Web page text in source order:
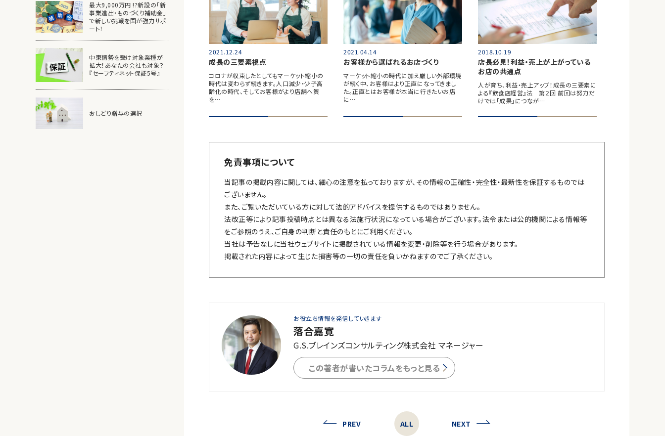
2021.12.24
成長の三要素視点
コロナが収束したとしてもマーケット縮小の
時代は変わらず続きます。人口減少・少子高
齢化の時代、そしてお客様がより店舗へ質
を…
2021.04.14
お客様から選ばれるお店づくり
マーケット縮小の時代に加え厳しい外部環境
が続く中、お客様はより正直になってきまし
た。正直とはお客様が本当に行きたいお店
に…
2018.10.19
店長必見！利益・売上が上がっている
お店の共通点
人が育ち、利益・売上アップ！成長の三要素に
よる『飲食店経営』法 第２回 前回は努力だ
けでは「成果」につなが…
免責事項について
当記事の掲載内容に関しては、細心の注意を払っておりますが、その情報の正確性・完全性・最新性を保証するものでは
ございません。
また、ご覧いただいている方に対して法的アドバイスを提供するものではありません。
法改正等により記事投稿時点とは異なる法施行状況になっている場合がございます。法令または公的機関による情報等
をご参照のうえ、ご自身の判断と責任のもとにご利用ください。
当社は予告なしに当社ウェブサイトに掲載されている情報を変更・削除等を行う場合があります。
掲載された内容によって生じた損害等の一切の責任を負いかねますのでご了承ください。
お役立ち情報を発信していきます
落合嘉寛
G.S.ブレインズコンサルティング株式会社 マネージャー
この著者が書いたコラムをもっと見る
PREV ALL NEXT
最大9,000万円 !?新設の「新
事業進出・ものづくり補助金」
で新しい挑戦を国が強力サポ
ート！
中東情勢を受け対象業種が
拡大！あなたの会社も対象？
『セーフティネット保証5号』
おしどり贈与の選択